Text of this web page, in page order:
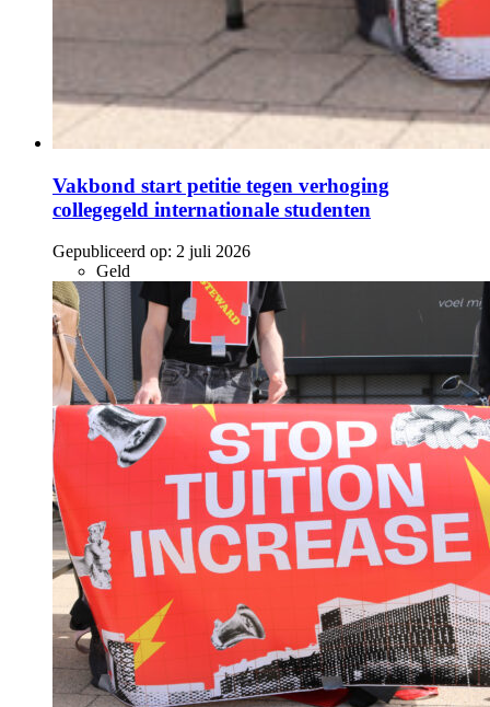
Vakbond start petitie tegen verhoging
collegegeld internationale studenten
Gepubliceerd op: 2 juli 2026
Geld